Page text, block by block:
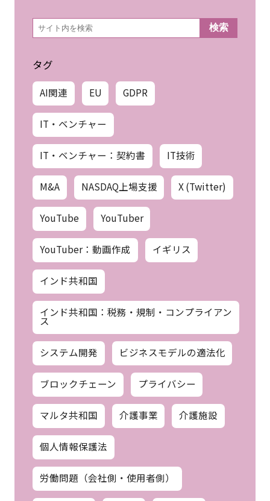
検
索 検索
タグ
AI関連 EU GDPR
IT・ベンチャー
IT・ベンチャー：契約書 IT技術
M&A NASDAQ上場支援 X (Twitter)
YouTube YouTuber
YouTuber：動画作成 イギリス
インド共和国
インド共和国：税務・規制・コンプライアン
ス
システム開発 ビジネスモデルの適法化
ブロックチェーン プライバシー
マルタ共和国 介護事業 介護施設
個人情報保護法
労働問題（会社側・使用者側）